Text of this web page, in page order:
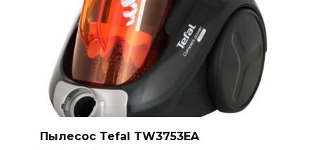
Пылесос Tefal TW3753EA